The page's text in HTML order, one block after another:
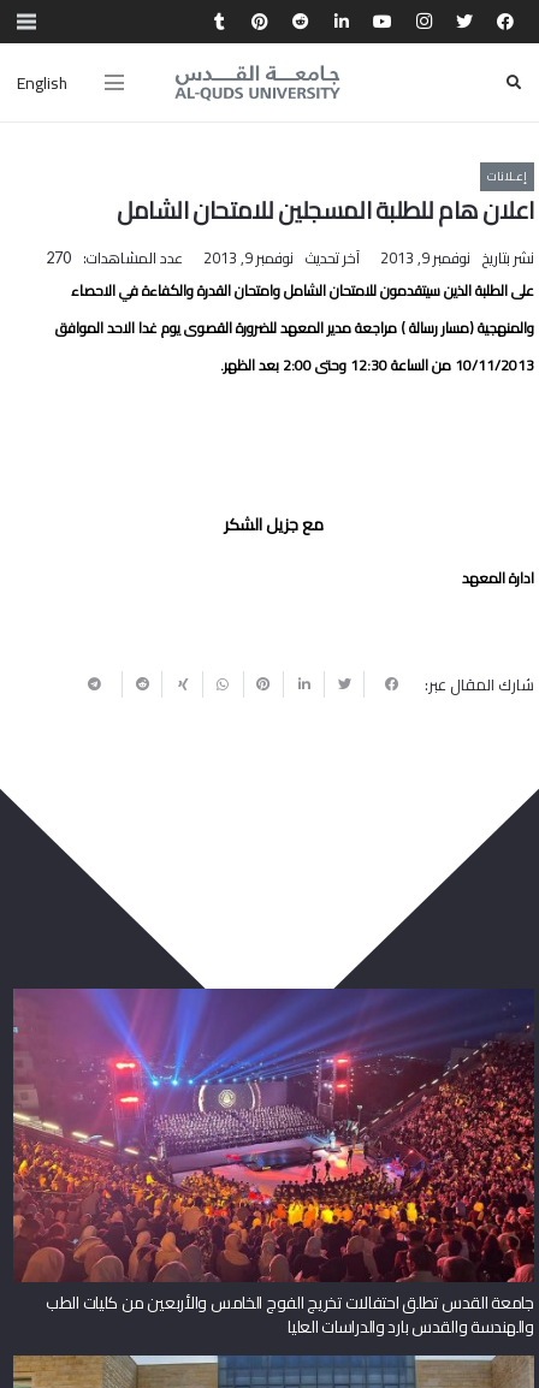
English
إعـلانات
اعلان هام للطلبة المسجلين للامتحان الشامل
نشر بتاريخ نوفمبر 9, 2013 آخر تحديث نوفمبر 9, 2013 عدد المشاهدات: 270
على الطلبة الذين سيتقدمون للامتحان الشامل وامتحان القدرة والكفاءة في الاحصاء
والمنهجية (مسار رسالة ) مراجعة مدير المعهد للضرورة القصوى يوم غدا الاحد الموافق
10/11/2013 من الساعة 12:30 وحتى 2:00 بعد الظهر.
مع جزيل الشكر
ادارة المعهد
شارك المقال عبر:
جامعة القدس تطلق احتفالات تخريج الفوج الخامس والأربعين من كليات الطب
والهندسة والقدس بارد والدراسات العليا